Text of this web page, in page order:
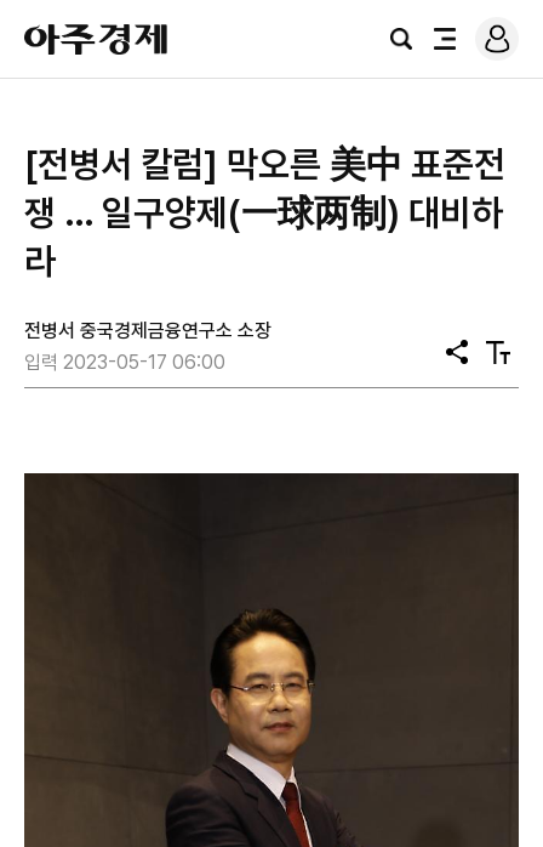
아
주
경
검
전
로
그
[전병서 칼럼] 막오른 美中 표준전
쟁 … 일구양제(一球两制) 대비하
라
전병서 중국경제금융연구소 소장
입력 2023-05-17 06:00
공
유
텍
스